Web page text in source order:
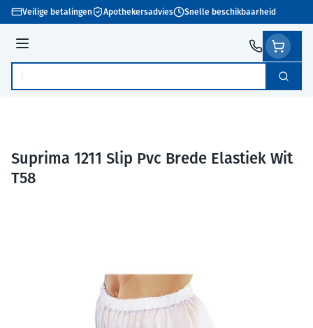
Ga naar de inhoud
Veilige betalingen Apothekersadvies Snelle beschikbaarheid
Menu
Product, merk, categorie... Zoek
Suprima 1211 Slip Pvc Brede Elastiek Wit
T58